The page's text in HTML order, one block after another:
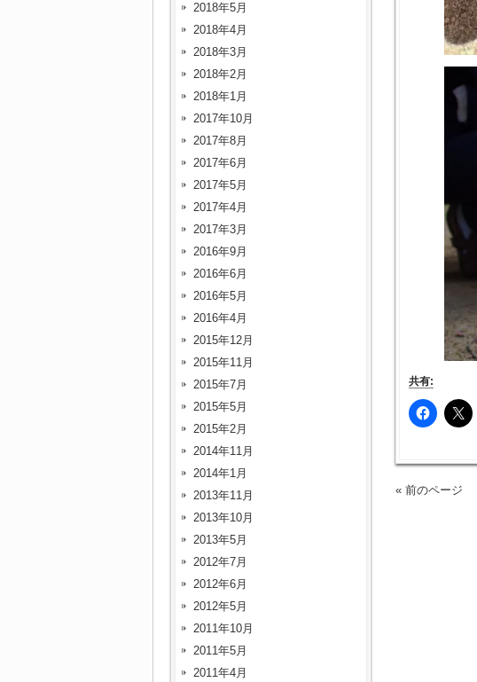
共有:
« 前のページ
2018年5月
2018年4月
2018年3月
2018年2月
2018年1月
2017年10月
2017年8月
2017年6月
2017年5月
2017年4月
2017年3月
2016年9月
2016年6月
2016年5月
2016年4月
2015年12月
2015年11月
2015年7月
2015年5月
2015年2月
2014年11月
2014年1月
2013年11月
2013年10月
2013年5月
2012年7月
2012年6月
2012年5月
2011年10月
2011年5月
2011年4月